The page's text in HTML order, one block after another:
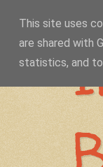
This site uses
are shared with
statistics, and